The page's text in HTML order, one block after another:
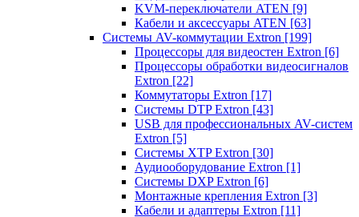
KVM-переключатели ATEN [9]
Кабели и аксессуары ATEN [63]
Системы AV-коммутации Extron [199]
Процессоры для видеостен Extron [6]
Процессоры обработки видеосигналов
Extron [22]
Коммутаторы Extron [17]
Системы DTP Extron [43]
USB для профессиональных AV-систем
Extron [5]
Системы XTP Extron [30]
Аудиооборудование Extron [1]
Системы DXP Extron [6]
Монтажные крепления Extron [3]
Кабели и адаптеры Extron [11]